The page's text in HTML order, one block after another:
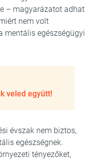
– magyarázatot adhat
nem volt
mentális egészségügyi
veled együtt!
évszak nem biztos,
egészségnek.
tényezőket,